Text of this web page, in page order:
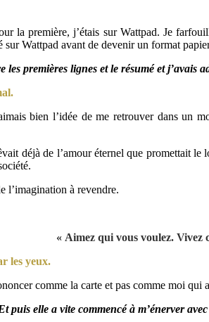
la première, j’étais sur Wattpad. Je
Wattpad avant de devenir un format
les premières lignes et le résumé et j’avais
bien l’idée de me retrouver dans un
déjà de l’amour éternel que promettait
l’imagination à revendre.
« Aimez qui vous voulez. Vivez
les yeux.
comme la carte et pas comme moi
puis elle a vite commencé à m’énerver